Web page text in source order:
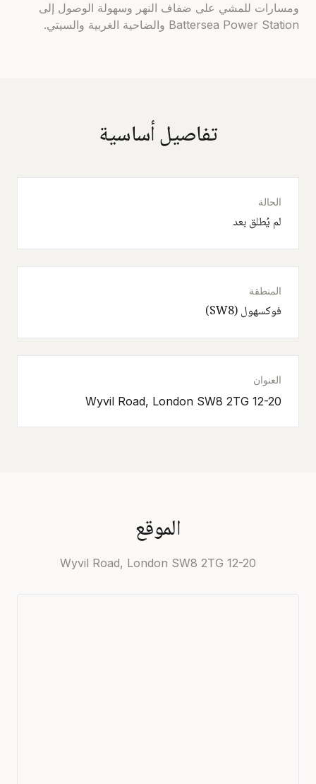
ومسارات للمشي على ضفاف النهر وسهولة الوصول إلى
Battersea Power Station والضاحية الغربية والسيتي.
تفاصيل أساسية
الحالة
لم يُطلق بعد
المنطقة
فوكسهول (SW8)
العنوان
12-20 Wyvil Road, London SW8 2TG
الموقع
12-20 Wyvil Road, London SW8 2TG